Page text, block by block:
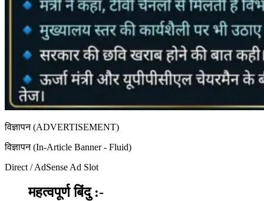
विज्ञापन (ADVERTISEMENT)
विज्ञापन (In-Article Banner - Fluid)
Direct / AdSense Ad Slot
महत्वपूर्ण बिंदु :-